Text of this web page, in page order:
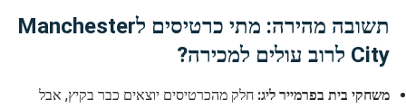
תשובה מהירה: מתי כרטיסים לManchester
City לרוב עולים למכירה?
משחקי בית בפרמייר ליג: חלק מהכרטיסים יוצאים כבר בקיץ, אבל